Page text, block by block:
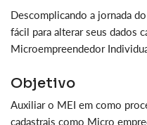
Descomplicando a jornada
fácil para alterar seus dados
Microempreendedor
Objetivo
Auxiliar o MEI em como
cadastrais como Micro